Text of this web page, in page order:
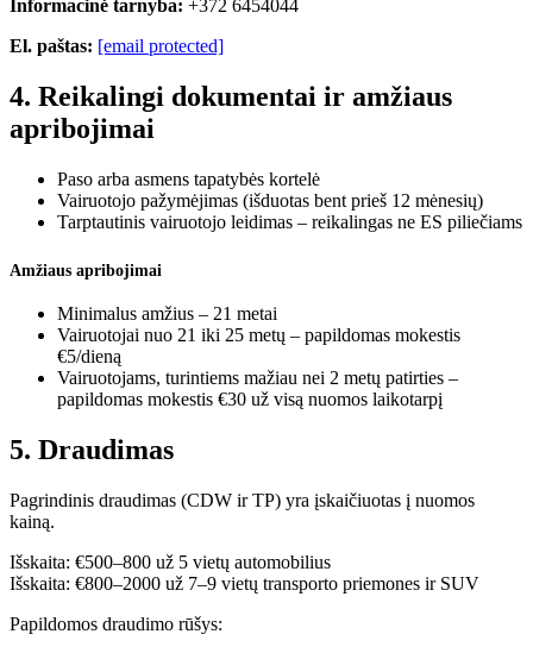
Informacinė tarnyba: +372 6454044
El. paštas: [email protected]
4. Reikalingi dokumentai ir amžiaus
apribojimai
Paso arba asmens tapatybės kortelė
Vairuotojo pažymėjimas (išduotas bent prieš 12 mėnesių)
Tarptautinis vairuotojo leidimas – reikalingas ne ES piliečiams
Amžiaus apribojimai
Minimalus amžius – 21 metai
Vairuotojai nuo 21 iki 25 metų – papildomas mokestis
€5/dieną
Vairuotojams, turintiems mažiau nei 2 metų patirties –
papildomas mokestis €30 už visą nuomos laikotarpį
5. Draudimas
Pagrindinis draudimas (CDW ir TP) yra įskaičiuotas į nuomos
kainą.
Išskaita: €500–800 už 5 vietų automobilius
Išskaita: €800–2000 už 7–9 vietų transporto priemones ir SUV
Papildomos draudimo rūšys: